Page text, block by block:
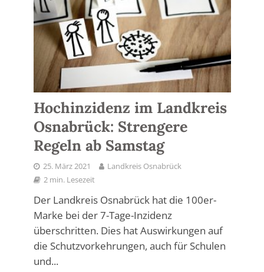
Hochinzidenz im Landkreis
Osnabrück: Strengere
Regeln ab Samstag
25. März 2021
Landkreis Osnabrück
2 min. Lesezeit
Der Landkreis Osnabrück hat die 100er-
Marke bei der 7-Tage-Inzidenz
überschritten. Dies hat Auswirkungen auf
die Schutzvorkehrungen, auch für Schulen
und...